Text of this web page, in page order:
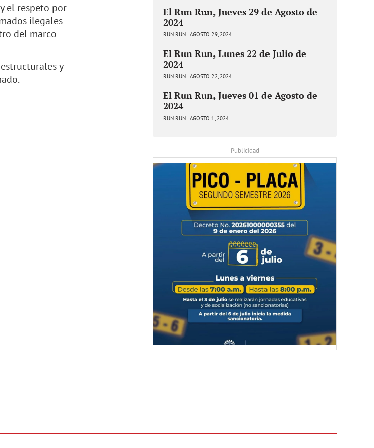
el respeto por
ilegales
del marco
y
El Run Run, Jueves 29 de Agosto de
2024
RUN RUN AGOSTO 29, 2024
El Run Run, Lunes 22 de Julio de
2024
RUN RUN AGOSTO 22, 2024
El Run Run, Jueves 01 de Agosto de
2024
RUN RUN AGOSTO 1, 2024
- Publicidad -